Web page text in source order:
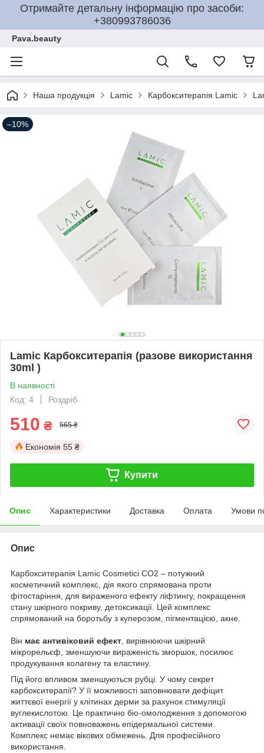
Отримайте детальну інформацію про засоби:
+380993786036
Pava.beauty
Наша продукція Lamic Карбокситерапія Lamic
–10%
Lamic Карбокситерапія (разове використання
30ml )
В наявності
Код: 4
Роздріб
510 ₴ 565 ₴
Економія 55 ₴
Купити
Опис Характеристики Доставка Оплата Умови
Опис
Карбокситерапія Lamic Cosmetici CO2 – потужний
косметичний комплекс, дія якого спрямована проти
фітостаріння, для вираженого ефекту ліфтингу, покращення
стану шкірного покриву, детоксикації. Цей комплекс
спрямований на боротьбу з куперозом, пігментацією, акне.
Він має антивіковий ефект , вирівнюючи шкірний
мікрорельєф, зменшуючи вираженість зморшок, посилює
продукування колагену та еластину.
Під його впливом зменшуються рубці. У чому секрет
карбокситерапії? У її можливості заповнювати дефіцит
життєвої енергії у клітинах дерми за рахунок стимуляції
вуглекислотою. Це практично біо-омолодження з допомогою
активації своїх повноважень епідермальної системи.
Комплекс немає вікових обмежень. Для професійного
використання.